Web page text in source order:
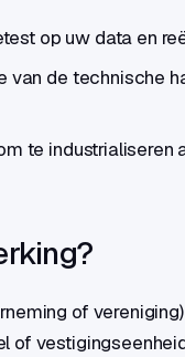
op uw data en
van de technische
te industrialiseren
of
of